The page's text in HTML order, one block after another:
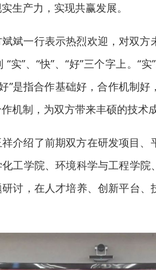
生产力，实现共赢发展。
斌一行表示热烈欢迎，对双
实”、“快”、“好”三个字上。“
”是指合作基础好，合作机制
机制，为双方带来丰硕的技术
介绍了前期双方在研发项目
工学院、环境科学与工程学
讨，在人才培养、创新平台